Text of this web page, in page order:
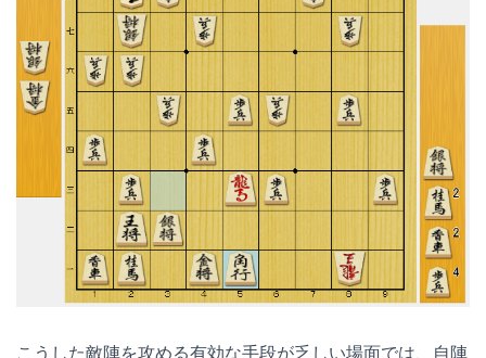
こうした敵陣を攻める有効な手段が乏しい場面では、自陣